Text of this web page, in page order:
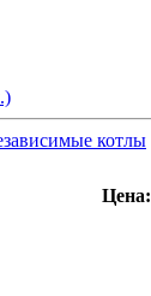
котлы
Цена: